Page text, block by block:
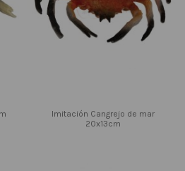
Imitación Cangrejo de mar
20x13cm